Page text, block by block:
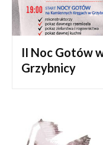
II Noc Gotów
Grzybnicy